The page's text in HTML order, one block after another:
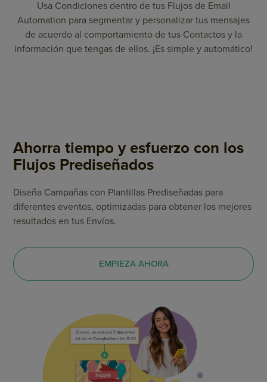
Usa Condiciones dentro de tus Flujos de Email
Automation para segmentar y personalizar tus mensajes
de acuerdo al comportamiento de tus Contactos y la
información que tengas de ellos. ¡Es simple y automático!
Ahorra tiempo y esfuerzo con los
Flujos Prediseñados
Diseña Campañas con Plantillas Prediseñadas para
diferentes eventos, optimizadas para obtener los mejores
resultados en tus Envíos.
EMPIEZA AHORA